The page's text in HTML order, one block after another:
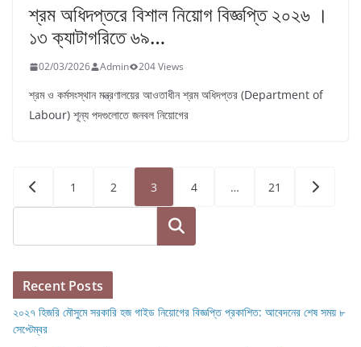
শ্রম অধিদপ্তরে বিশাল নিয়োগ বিজ্ঞপ্তি ২০২৬ ।
১৩ ক্যাটাগরিতে ৬৯…
02/03/2026 Admin 204 Views
শ্রম ও কর্মসংস্থান মন্ত্রণালয়ের আওতাধীন শ্রম অধিদপ্তর (Department of
Labour) শূন্য পদগুলোতে জনবল নিয়োগের
pagination
1 2 3 4 … 21
Search
Recent Posts
২০২৭ হিজরি মৌসুমে সরকারি হজ গাইড নিয়োগের বিজ্ঞপ্তি প্রকাশিত: আবেদনের শেষ সময় ৮
সেপ্টেম্বর